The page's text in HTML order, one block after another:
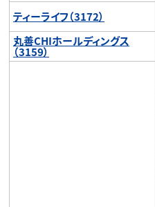
ティーライフ（3172）
丸善CHIホールディングス
（3159）